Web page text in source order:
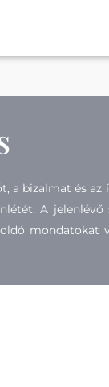
a bizalmat és az
A
mondatokat